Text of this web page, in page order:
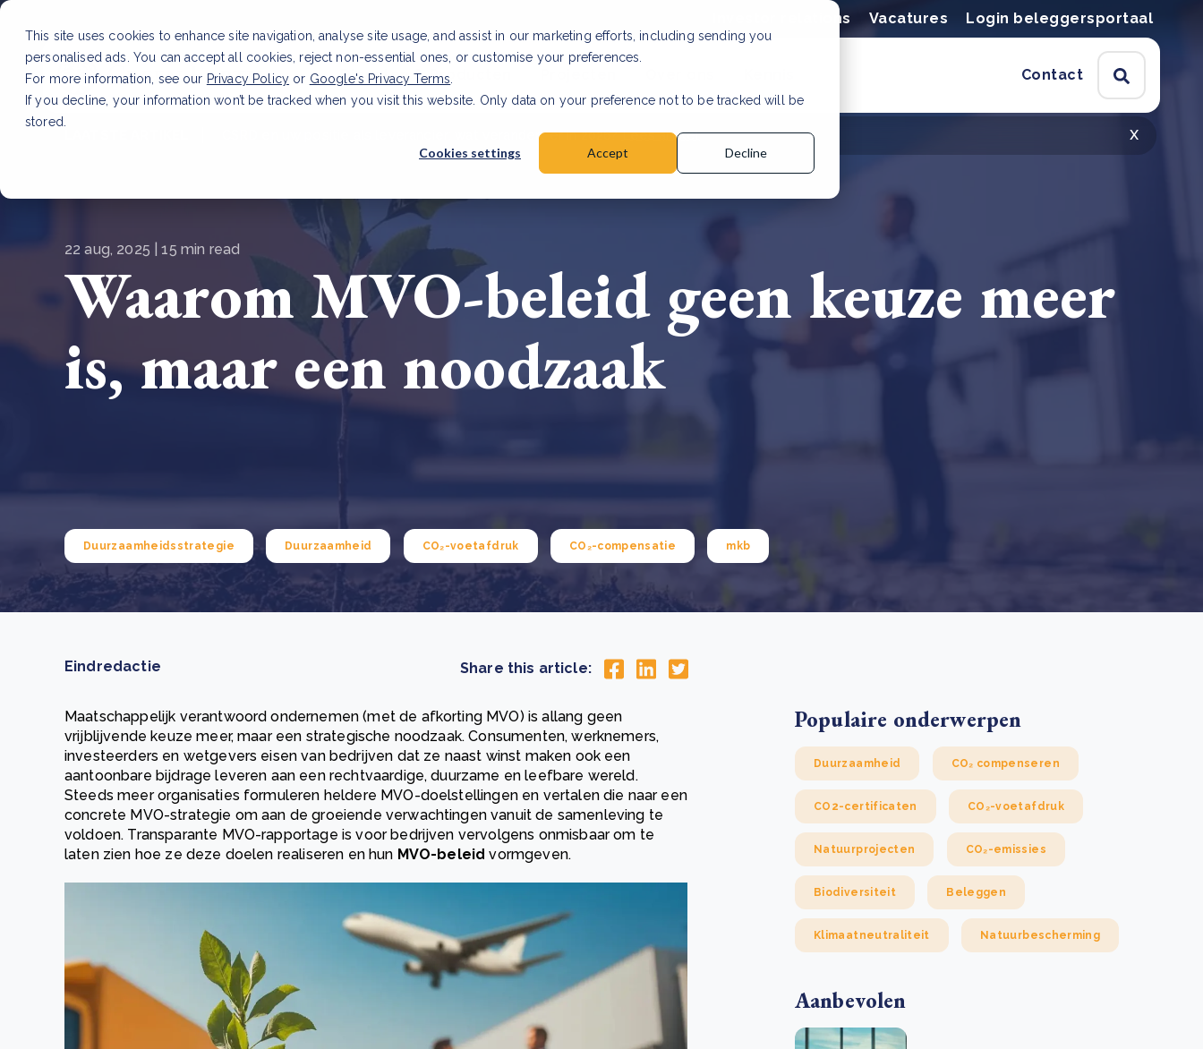
This site uses cookies to enhance site navigation, analyse site usage, and assist in our marketing efforts, including sending you
personalised ads. You can accept all cookies, reject non-essential ones, or customise your preferences.
For more information, see our Privacy Policy or Google's Privacy Terms
If you decline, your information won’t be tracked when you visit this website. Only data on your preference not to be tracked will be
stored.
Cookies settings Accept Decline
Investor relations Vacatures Login beleggersportaal
Diensten & Producten Contact
x
CSRD en uw positie als leverancier: wat verandert er in 2026?Lees artikel
22 aug, 2025 | 15 min read
Waarom MVO-beleid geen keuze meer
is, maar een noodzaak
Duurzaamheidsstrategie Duurzaamheid CO₂-voetafdruk CO₂-compensatie mkb
Eindredactie Share this article:
Maatschappelijk verantwoord ondernemen (met de afkorting MVO) is allang geen
vrijblijvende keuze meer, maar een strategische noodzaak. Consumenten, werknemers,
investeerders en wetgevers eisen van bedrijven dat ze naast winst maken ook een
aantoonbare bijdrage leveren aan een rechtvaardige, duurzame en leefbare wereld.
Steeds meer organisaties formuleren heldere MVO-doelstellingen en vertalen die naar een
concrete MVO-strategie om aan de groeiende verwachtingen vanuit de samenleving te
voldoen. Transparante MVO-rapportage is voor bedrijven vervolgens onmisbaar om te
laten zien hoe ze deze doelen realiseren en hun MVO-beleid vormgeven.
Populaire onderwerpen
Duurzaamheid CO₂ compenseren
CO2-certificaten CO₂-voetafdruk
Natuurprojecten CO₂-emissies
Biodiversiteit Beleggen
Klimaatneutraliteit Natuurbescherming
Aanbevolen